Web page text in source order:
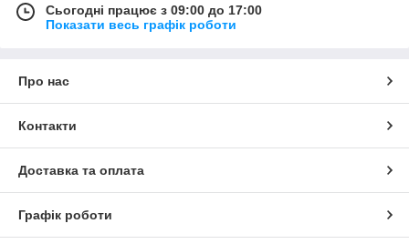
Сьогодні працює з 09:00 до 17:00
Показати весь графік роботи
Про нас
Контакти
Доставка та оплата
Графік роботи